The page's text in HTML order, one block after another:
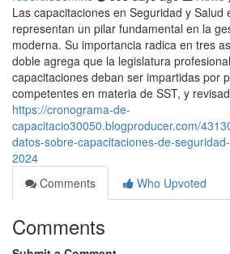
Las capacitaciones en Seguridad y Salud
representan un pilar fundamental en la
moderna. Su importancia radica en tres
doble agrega que la legislatura
capacitaciones deban ser impartidas por
competentes en materia de SST, y
https://cronograma-de-
capacitacio30050.blogproducer.com/
datos-sobre-capacitaciones-de-
2024
Comments
Who Upvoted
Comments